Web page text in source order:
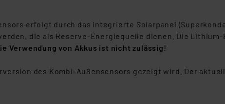
ohne dass hiergegen Klagemöglichkeiten für Europäer
stützt sich auf die Standarddatenschutzklauseln der
der mit der Datenübermittlung, insbesondere der Art der
erfolgt durch das integrierte Solarpanel
die als Reserve-Energiequelle dienen. Die
Verwendung von Akkus ist nicht zulässig!
des Kombi-Außensensors gezeigt wird. Der